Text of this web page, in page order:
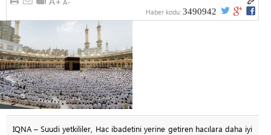
Haber kodu: 3490942
IQNA – Suudi yetkililer, Hac ibadetini yerine getiren hacılara daha iyi